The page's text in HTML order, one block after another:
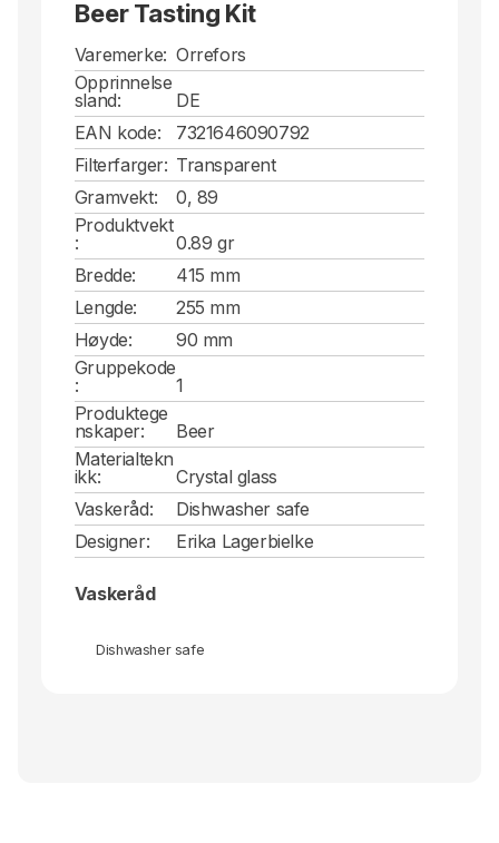
høyt, rett ølglass som fremhever bitterheten i
humlekarakter kommer til sin rett i det høye
glasset. Den rette formen egner seg også til
ale. Designet av Erika Lagerbielke.
Beer Tasting Kit
Varemerke: Orrefors
Opprinnelse
sland:
DE
EAN kode:
7321646090792
Filterfarger: Transparent
Gramvekt:
0, 89
Produktvekt
:
0.89 gr
Bredde:
415 mm
Lengde:
255 mm
Høyde:
90 mm
Gruppekode
:
1
Produktege
nskaper:
Beer
Materialtekn
ikk:
Crystal glass
Vaskeråd:
Dishwasher safe
Designer:
Erika Lagerbielke
Vaskeråd
Dishwasher safe